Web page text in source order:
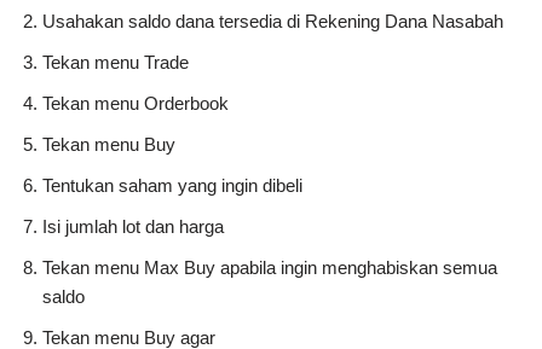
Usahakan saldo dana tersedia di Rekening Dana Nasabah
Tekan menu Trade
Tekan menu Orderbook
Tekan menu Buy
Tentukan saham yang ingin dibeli
Isi jumlah lot dan harga
Tekan menu Max Buy apabila ingin menghabiskan semua
saldo
Tekan menu Buy agar